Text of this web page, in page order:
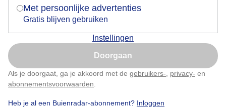
Met persoonlijke advertenties
Gratis blijven gebruiken
Instellingen
Doorgaan
Als je doorgaat, ga je akkoord met de gebruikers- privacy- en
abonnementsvoorwaarden
Heb je al een Buienradar-abonnement? Inloggen
Langdurig regen.
Nu niet, misschien later
Klik hierom dit aan te passen